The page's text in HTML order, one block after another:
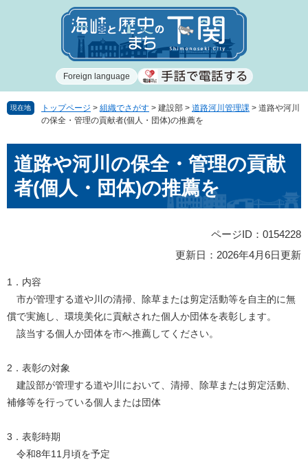
で
ば
Foreign language
現在地 トップページ > 組織でさがす > 建設部 > 道路河川管理課 > 道路や河川
の保全・管理の貢献者(個人・団体)の推薦を
文道路や河川の保全・管理の貢献
者(個人・団体)の推薦を
ページID：0154228
更新日：2026年4月6日更新
1．内容
市が管理する道や川の清掃、除草または剪定活動等を自主的に無
償で実施し、環境美化に貢献された個人か団体を表彰します。
該当する個人か団体を市へ推薦してください。
2．表彰の対象
建設部が管理する道や川において、清掃、除草または剪定活動、
補修等を行っている個人または団体
3．表彰時期
令和8年11月頃を予定